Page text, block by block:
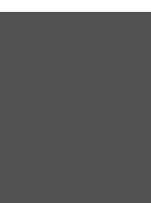
г/см³Темп. экструзии245 -
катушкаУпаковкаzip